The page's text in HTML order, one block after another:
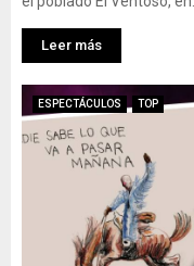
Leer más
ESPECTÁCULOS TOP